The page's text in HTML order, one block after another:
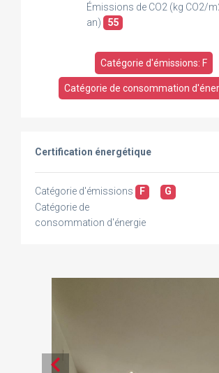
Émissions de CO2 (kg CO2/
an)
55
Catégorie d'émissions: F
Catégorie de consommation
Certification énergétique
Catégorie d'émissions F
Catégorie de
consommation d'énergie
G